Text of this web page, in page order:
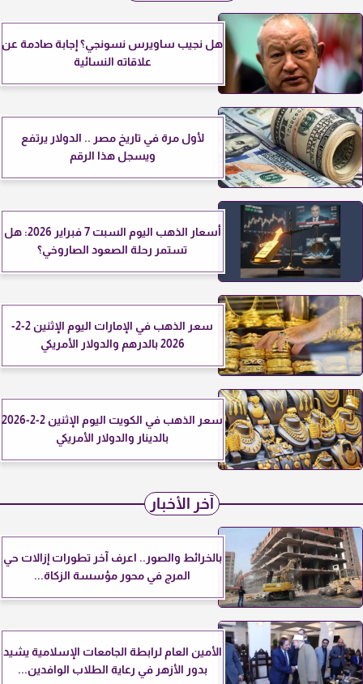
هل نجيب ساويرس نسونجي؟ إجابة صادمة عن
علاقاته النسائية
لأول مرة في تاريخ مصر .. الدولار يرتفع
ويسجل هذا الرقم
أسعار الذهب اليوم السبت 7 فبراير 2026: هل
تستمر رحلة الصعود الصاروخي؟
سعر الذهب في الإمارات اليوم الإثنين 2-2-
2026 بالدرهم والدولار الأمريكي
سعر الذهب في الكويت اليوم الإثنين 2-2-2026
بالدينار والدولار الأمريكي
آخر الأخبار
بالخرائط والصور.. اعرف آخر تطورات إزالات حي
المرج في محور مؤسسة الزكاة...
الأمين العام لرابطة الجامعات الإسلامية يشيد
بدور الأزهر في رعاية الطلاب الوافدين...